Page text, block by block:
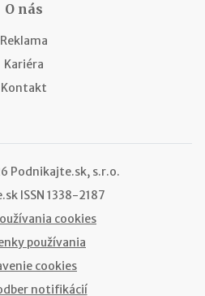
O nás
Reklama
Kariéra
Kontakt
Podnikajte.sk, s.r.o.
ISSN 1338-2187
cookies
používania
cookies
notifikácií